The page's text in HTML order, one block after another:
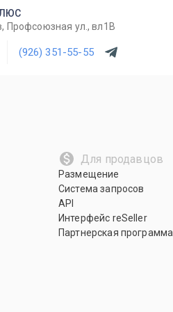
Профсоюзная ул., вл1В
(926) 351-55-55
Для продавцов
Размещение
Система запросов
API
Интерфейс reSeller
Партнерская программа